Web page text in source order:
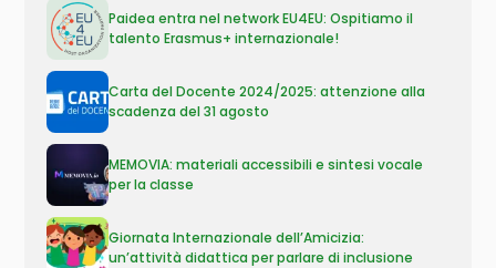
Paidea entra nel network EU4EU: Ospitiamo il
talento Erasmus+ internazionale!
Carta del Docente 2024/2025: attenzione alla
scadenza del 31 agosto
MEMOVIA: materiali accessibili e sintesi vocale
per la classe
Giornata Internazionale dell’Amicizia:
un’attività didattica per parlare di inclusione